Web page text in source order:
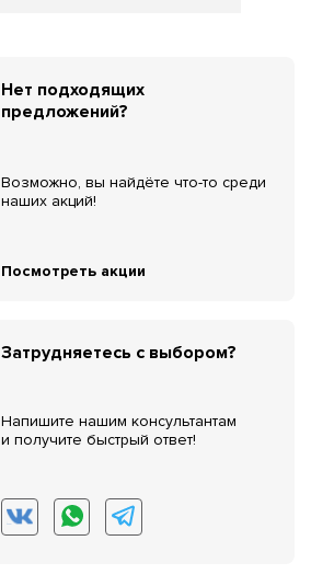
Нет подходящих
предложений?
Возможно, вы найдёте что-то среди
наших акций!
Посмотреть акции
Затрудняетесь с выбором?
Напишите нашим консультантам
и получите быстрый ответ!